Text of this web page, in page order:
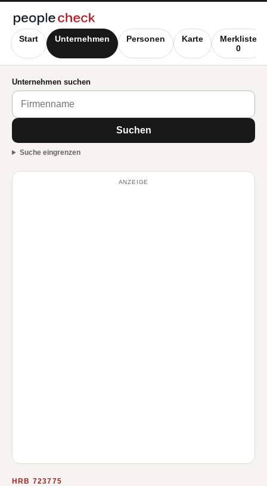
Start Unternehmen Personen Karte
Merkliste
0
Unternehmen suchen
Suchen
Suche eingrenzen
ANZEIGE
HRB 723775